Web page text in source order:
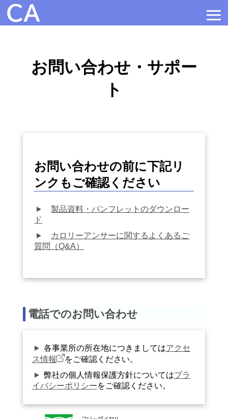
≡
お問い合わせ・サポー
ト
お問い合わせの前に下記リ
ンクもご確認ください
製品資料・パンフレットのダウンロー
ド
カロリーアンサーに関するよくあるご
質問（Q&A）
電話でのお問い合わせ
各事業所の所在地につきましてはアクセ
ス情報
をご確認ください。
弊社の個人情報保護方針についてはプラ
イバシーポリシーをご確認ください。